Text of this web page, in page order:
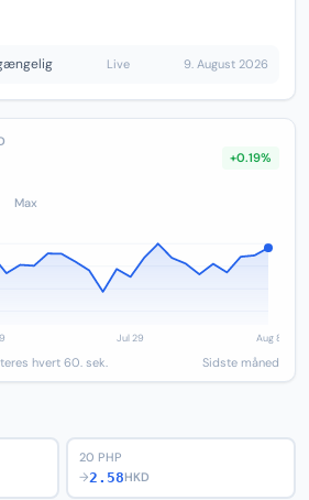
Live 9. August 2026
+0.19%
Max
hvert 60. sek. Sidste måned
20 PHP
→2.58HKD